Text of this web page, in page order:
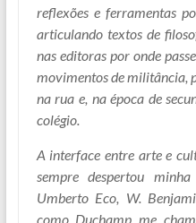
reflexões e ferramentas
articulando textos de
nas editoras por onde
movimentos de militância,
na rua e, na época de
colégio.
A interface entre arte e
sempre despertou
Umberto Eco, W.
como Duchamp me